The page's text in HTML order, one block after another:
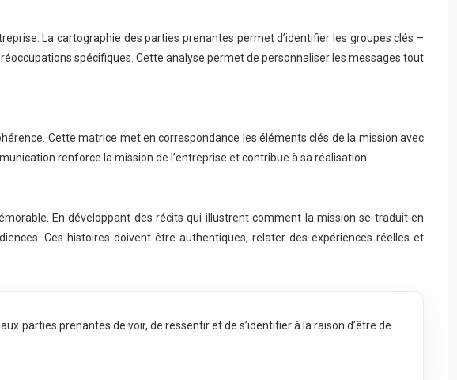
La cartographie des parties prenantes permet d’identifier les groupes clés –
spécifiques. Cette analyse permet de personnaliser les messages tout
Cette matrice met en correspondance les éléments clés de la mission avec
renforce la mission de l’entreprise et contribue à sa réalisation.
En développant des récits qui illustrent comment la mission se traduit en
Ces histoires doivent être authentiques, relater des expériences réelles et
parties prenantes de voir, de ressentir et de s’identifier à la raison d’être de